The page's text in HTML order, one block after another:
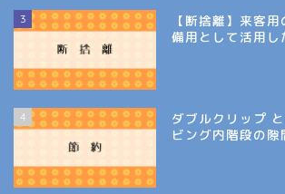
3
【断捨離】来客
備用として活用し
4
ダブルクリップ
ビング内階段の隙